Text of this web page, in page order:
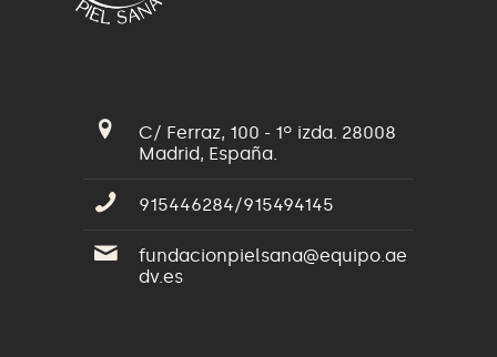
C/ Ferraz, 100 - 1º izda. 28008
Madrid, España.
915446284/915494145
fundacionpielsana@equipo.ae
dv.es